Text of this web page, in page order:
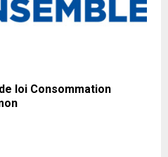
loi Consommation